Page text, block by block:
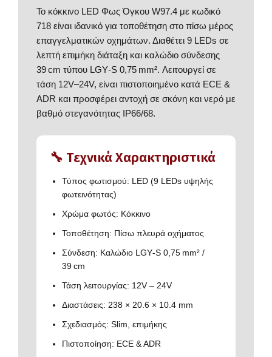
Το κόκκινο LED Φως Όγκου W97.4 με κωδικό
718 είναι ιδανικό για τοποθέτηση στο πίσω μέρος
επαγγελματικών οχημάτων. Διαθέτει 9 LEDs σε
λεπτή επιμήκη διάταξη και καλώδιο σύνδεσης
39 cm τύπου LGY‑S 0,75 mm². Λειτουργεί σε
τάση 12V–24V, είναι πιστοποιημένο κατά ECE &
ADR και προσφέρει αντοχή σε σκόνη και νερό με
βαθμό στεγανότητας IP66/68.
🔧 Τεχνικά Χαρακτηριστικά
Τύπος φωτισμού: LED (9 LEDs υψηλής
φωτεινότητας)
Χρώμα φωτός: Κόκκινο
Τοποθέτηση: Πίσω πλευρά οχήματος
Σύνδεση: Καλώδιο LGY‑S 0,75 mm² /
39 cm
Τάση λειτουργίας: 12V – 24V
Διαστάσεις: 238 × 20.6 × 10.4 mm
Σχεδιασμός: Slim, επιμήκης
Πιστοποίηση: ECE & ADR